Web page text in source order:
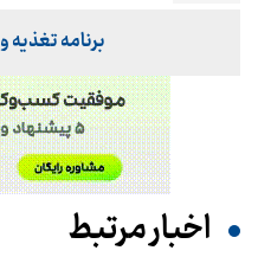
برنامه
اخبار مرتبط